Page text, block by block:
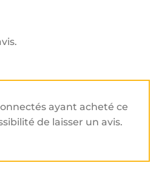
ayant acheté ce
de laisser un avis.